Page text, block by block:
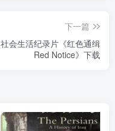
下一篇
社会生活纪录片《红色通缉
Red Notice》下载